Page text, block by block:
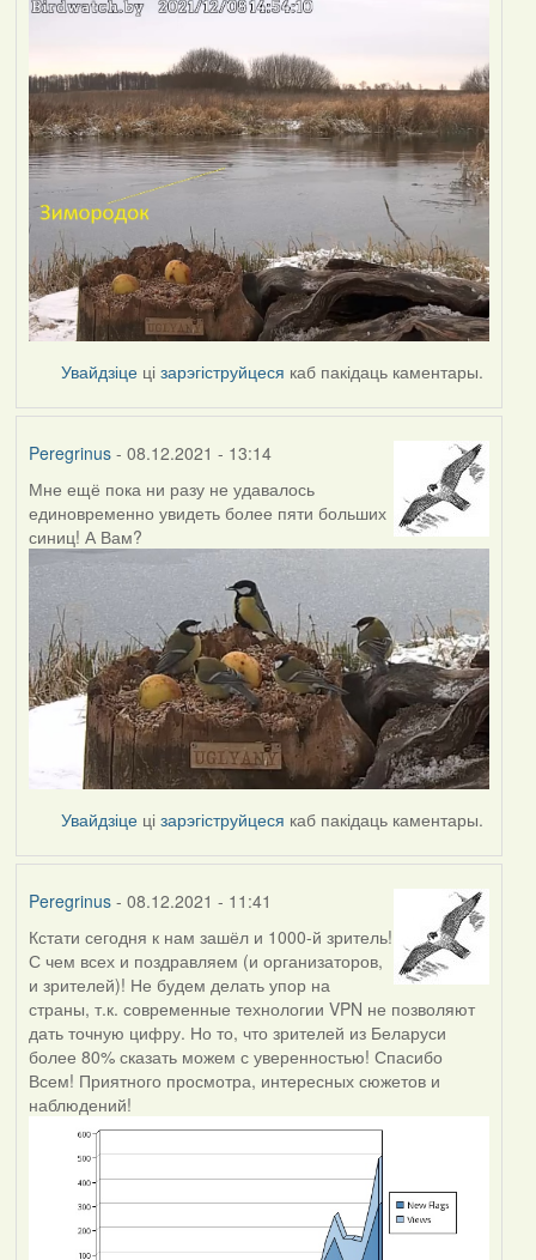
Увайдзіце цізарэгіструйцеся каб пакідаць каментары.
Peregrinus- 08.12.2021 - 13:14
Мне ещё пока ни разу не удавалось
единовременно увидеть более пяти больших
синиц! А Вам?
Увайдзіце цізарэгіструйцеся каб пакідаць каментары.
Peregrinus- 08.12.2021 - 11:41
Кстати сегодня к нам зашёл и 1000-й зритель!
С чем всех и поздравляем (и организаторов,
и зрителей)! Не будем делать упор на
страны, т.к. современные технологии VPN не позволяют
дать точную цифру. Но то, что зрителей из Беларуси
более 80% сказать можем с уверенностью! Спасибо
Всем! Приятного просмотра, интересных сюжетов и
наблюдений!